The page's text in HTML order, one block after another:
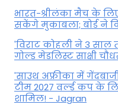
भारत-श्रीलंका मैच के
सकेंगे मुकाबला; बोर्ड ने
'विराट कोहली ने 3
गोल्ड मेडलिस्ट साक्षी
'साउथ अफ्रीका में
टीम 2027 वर्ल्‍ड कप के
शामिल! - Jagran